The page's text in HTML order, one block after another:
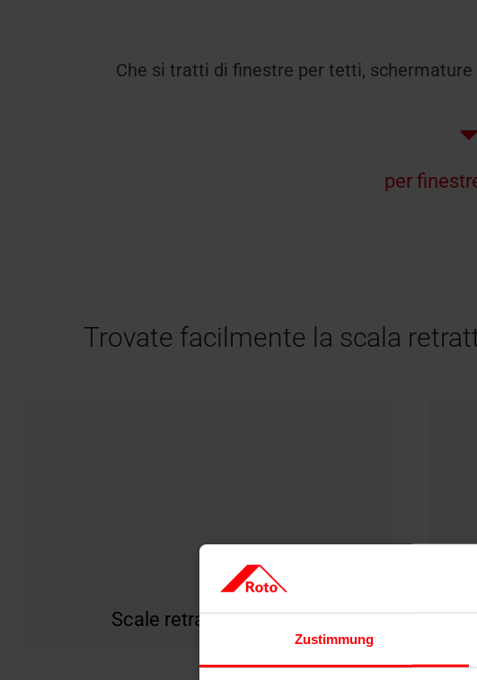
Zustimmung
Che si tratti di finestre per tetti,
per
Trovate facilmente la scala
Scale retrattili in legno